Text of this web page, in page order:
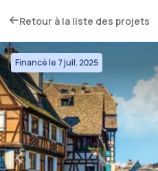
Retour à la liste des projets
Financé le 7 juil. 2025